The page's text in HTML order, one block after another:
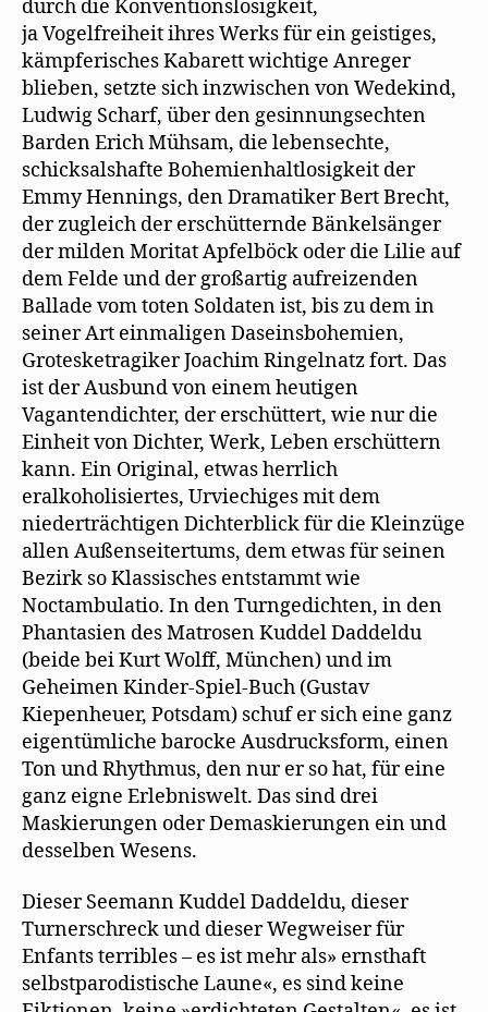
durch die Konventionslosigkeit,
ja Vogelfreiheit ihres Werks für ein geistiges,
kämpferisches Kabarett wichtige Anreger
blieben, setzte sich inzwischen von Wedekind,
Ludwig Scharf, über den gesinnungsechten
Barden Erich Mühsam, die lebensechte,
schicksalshafte Bohemienhaltlosigkeit der
Emmy Hennings, den Dramatiker Bert Brecht,
der zugleich der erschütternde Bänkelsänger
der milden Moritat Apfelböck oder die Lilie auf
dem Felde und der großartig aufreizenden
Ballade vom toten Soldaten ist, bis zu dem in
seiner Art einmaligen Daseinsbohemien,
Grotesketragiker Joachim Ringelnatz fort. Das
ist der Ausbund von einem heutigen
Vagantendichter, der erschüttert, wie nur die
Einheit von Dichter, Werk, Leben erschüttern
kann. Ein Original, etwas herrlich
eralkoholisiertes, Urviechiges mit dem
niederträchtigen Dichterblick für die Kleinzüge
allen Außenseitertums, dem etwas für seinen
Bezirk so Klassisches entstammt wie
Noctambulatio. In den Turngedichten, in den
Phantasien des Matrosen Kuddel Daddeldu
(beide bei Kurt Wolff, München) und im
Geheimen Kinder-Spiel-Buch (Gustav
Kiepenheuer, Potsdam) schuf er sich eine ganz
eigentümliche barocke Ausdrucksform, einen
Ton und Rhythmus, den nur er so hat, für eine
ganz eigne Erlebniswelt. Das sind drei
Maskierungen oder Demaskierungen ein und
desselben Wesens.
Dieser Seemann Kuddel Daddeldu, dieser
Turnerschreck und dieser Wegweiser für
Enfants terribles – es ist mehr als» ernsthaft
selbstparodistische Laune«, es sind keine